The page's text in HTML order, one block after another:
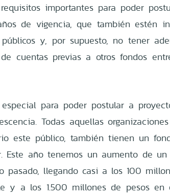
importantes para poder
de vigencia, que también estén
y, por supuesto, no tener
cuentas previas a otros fondos
para poder postular a
Todas aquellas
este público, también tienen un
Este año tenemos un aumento de un
pasado, llegando casi a los 100
y a los 1.500 millones de pesos en